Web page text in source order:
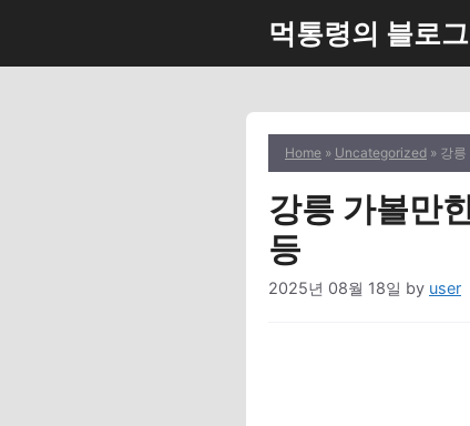
content
먹통령의 블로그
Home » Uncategorized » 강
강릉 가볼만
등
2025년 08월 18일 by user